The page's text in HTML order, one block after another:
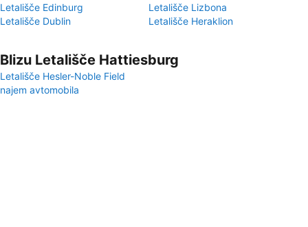
Letališče Edinburg
Letališče Lizbona
Letališče Dublin
Letališče Heraklion
Blizu Letališče Hattiesburg
Letališče Hesler-Noble Field
najem avtomobila